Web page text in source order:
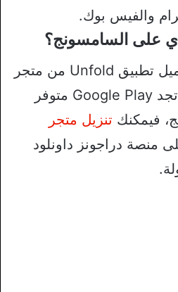
والفيس بوك.
على السامسونج؟
إذا كنت ترغب في تحميل تطبيق Unfold من متجر
تطبيقات الاندرويد ولا تجد Google Play متوفر
فيمكنك تنزيل متجر
منصة دراجونز داونلود